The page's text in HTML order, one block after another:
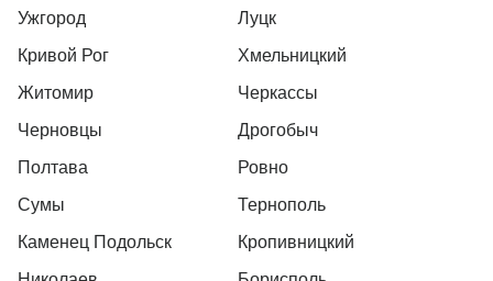
Ужгород
Луцк
Кривой Рог
Хмельницкий
Житомир
Черкассы
Черновцы
Дрогобыч
Полтава
Ровно
Сумы
Тернополь
Каменец Подольск
Кропивницкий